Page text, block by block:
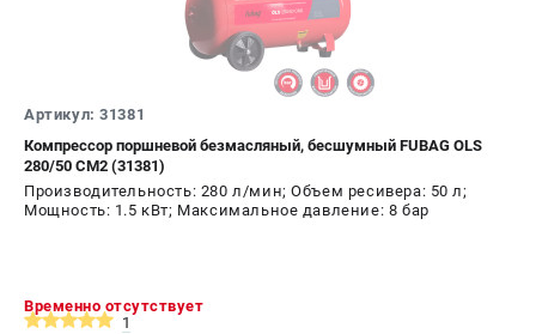
Артикул: 31381
Компрессор поршневой безмасляный, бесшумный FUBAG OLS
280/50 CM2 (31381)
Производительность: 280 л/мин; Объем ресивера: 50 л;
Мощность: 1.5 кВт; Максимальное давление: 8 бар
Временно отсутствует
1